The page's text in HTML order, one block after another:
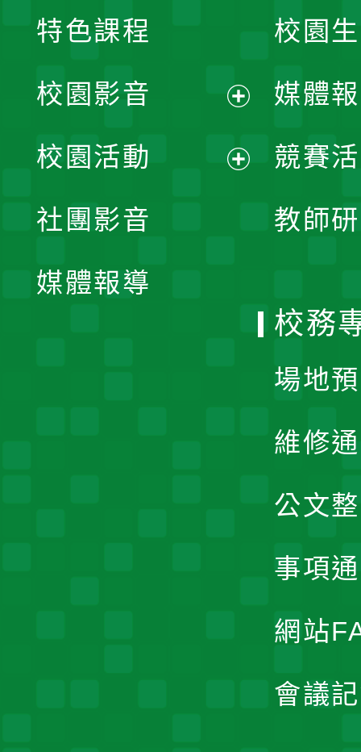
校園
媒體
競賽
教師
特色課程
校園影音
開
校園活動
社團影音
媒體報導
校務
場地
維修
公文
事項
網站
會議